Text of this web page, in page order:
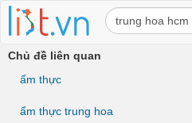
Chủ đề liên quan
ẩm thực
ẩm thực trung hoa